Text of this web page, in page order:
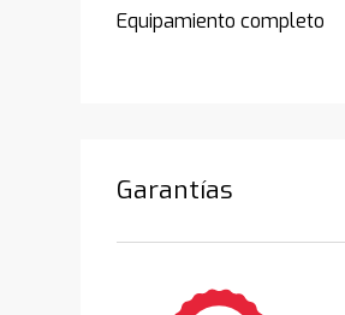
Equipamiento completo
Garantías